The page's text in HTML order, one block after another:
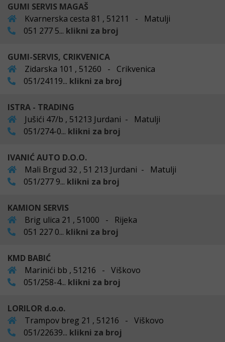
GUMI SERVIS MAGAŠ
Kvarnerska cesta 81 , 51211 - Matulji
051 277 5... klikni za broj
GUMI-SERVIS, CRIKVENICA
Zidarska 101 , 51260 - Crikvenica
051/24119... klikni za broj
ISTRA - TRADING
Jušići 47/b , 51213 Jurdani - Matulji
051/274-0... klikni za broj
IVANIĆ AUTO D.O.O.
Mali Brgud 32 , 51 213 Jurdani - Matulji
051/277 9... klikni za broj
KAMION SERVIS
Brig ulica 21 , 51000 - Rijeka
051 227 0... klikni za broj
KMD BABIĆ
Marinići bb , 51216 - Viškovo
051/258-4... klikni za broj
LORILOR d.o.o.
Trampov breg 21 , 51216 - Viškovo
051/22639... klikni za broj